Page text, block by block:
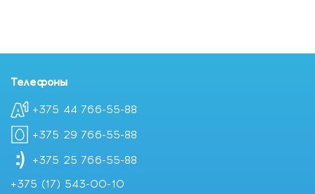
Телефоны
+375 44 766-55-88
+375 29 766-55-88
+375 25 766-55-88
+375 (17) 543-00-10